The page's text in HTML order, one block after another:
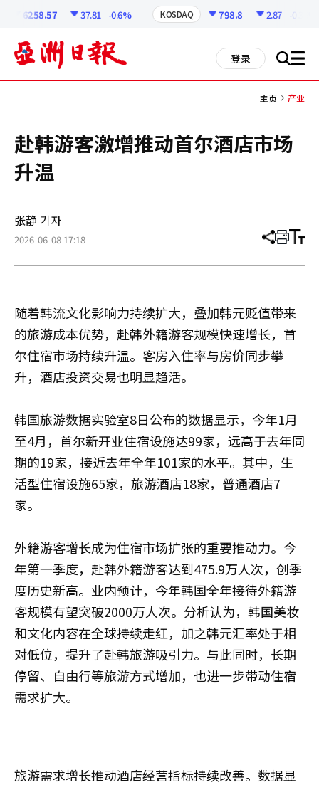
6258.57 37.81 -0.6% KOSDAQ 798.8 2.87 -0.36%
登录 搜 all
主页 产业
赴韩游客激增推动首尔酒店市场
升温
张静 기자
2026-06-08 17:18 分
章
打 调
小
随着韩流文化影响力持续扩大，叠加韩元贬值带来
的旅游成本优势，赴韩外籍游客规模快速增长，首
尔住宿市场持续升温。客房入住率与房价同步攀
升，酒店投资交易也明显趋活。
韩国旅游数据实验室8日公布的数据显示，今年1月
至4月，首尔新开业住宿设施达99家，远高于去年同
期的19家，接近去年全年101家的水平。其中，生
活型住宿设施65家，旅游酒店18家，普通酒店7
家。
外籍游客增长成为住宿市场扩张的重要推动力。今
年第一季度，赴韩外籍游客达到475.9万人次，创季
度历史新高。业内预计，今年韩国全年接待外籍游
客规模有望突破2000万人次。分析认为，韩国美妆
和文化内容在全球持续走红，加之韩元汇率处于相
对低位，提升了赴韩旅游吸引力。与此同时，长期
停留、自由行等旅游方式增加，也进一步带动住宿
需求扩大。
旅游需求增长推动酒店经营指标持续改善。数据显